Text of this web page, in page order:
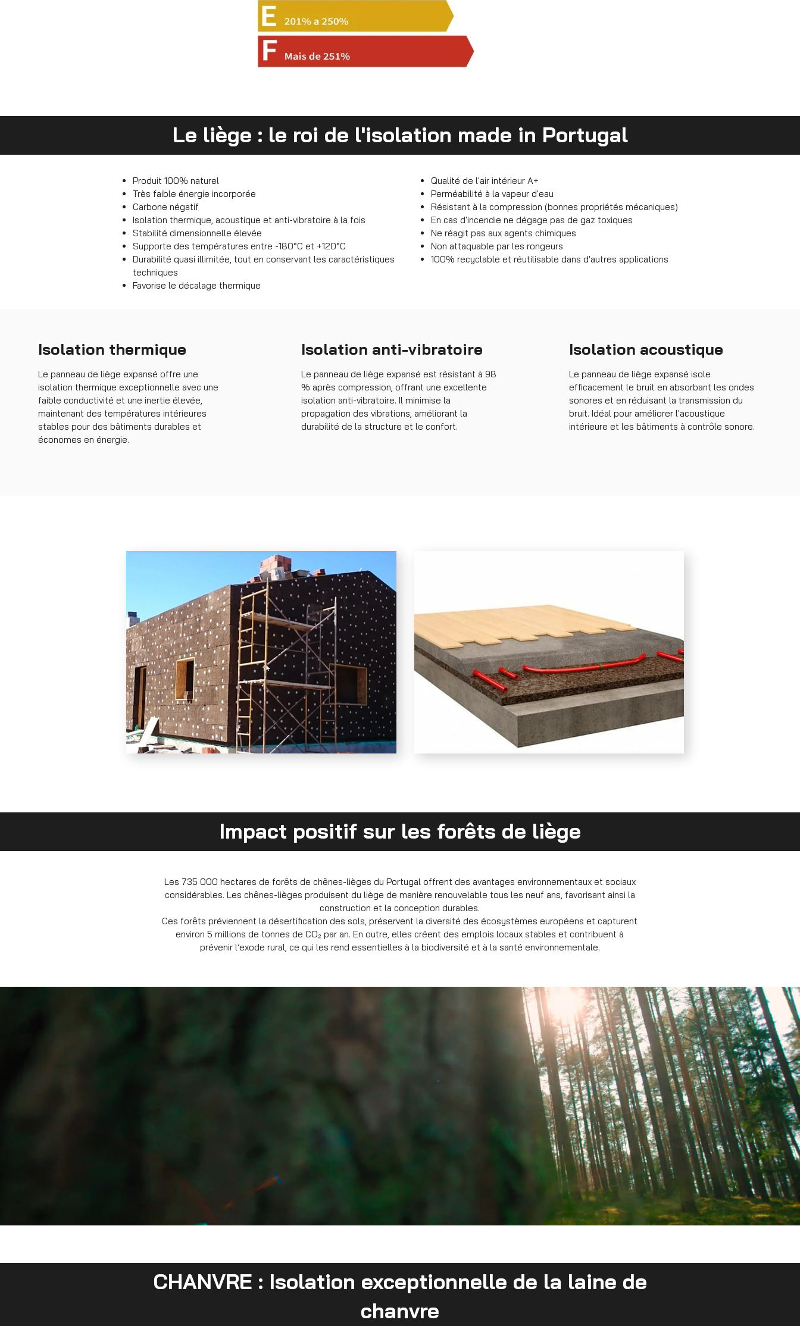
Le liège : le roi de l'isolation made in Portugal
Produit 100% naturel
Très faible énergie incorporée
Carbone négatif
Isolation thermique, acoustique et anti-vibratoire à la fois
Stabilité dimensionnelle élevée
Supporte des températures entre -180°C et +120°C
Durabilité quasi illimitée, tout en conservant les caractéristiques
techniques
Favorise le décalage thermique
Qualité de l'air intérieur A+
Perméabilité à la vapeur d'eau
Résistant à la compression (bonnes propriétés mécaniques)
En cas d'incendie ne dégage pas de gaz toxiques
Ne réagit pas aux agents chimiques
Non attaquable par les rongeurs
100% recyclable et réutilisable dans d'autres applications
Isolation thermique
Le panneau de liège expansé offre une
isolation thermique exceptionnelle avec une
faible conductivité et une inertie élevée,
maintenant des températures intérieures
stables pour des bâtiments durables et
économes en énergie.
Isolation anti-vibratoire
Le panneau de liège expansé est résistant à 98
% après compression, offrant une excellente
isolation anti-vibratoire. Il minimise la
propagation des vibrations, améliorant la
durabilité de la structure et le confort.
Isolation acoustique
Le panneau de liège expansé isole
efficacement le bruit en absorbant les ondes
sonores et en réduisant la transmission du
bruit. Idéal pour améliorer l'acoustique
intérieure et les bâtiments à contrôle sonore.
Impact positif sur les forêts de liège
Les 735 000 hectares de forêts de chênes-lièges du Portugal offrent des avantages environnementaux et sociaux
considérables. Les chênes-lièges produisent du liège de manière renouvelable tous les neuf ans, favorisant ainsi la
construction et la conception durables.
Ces forêts préviennent la désertification des sols, préservent la diversité des écosystèmes européens et capturent
environ 5 millions de tonnes de CO₂ par an. En outre, elles créent des emplois locaux stables et contribuent à
prévenir l’exode rural, ce qui les rend essentielles à la biodiversité et à la santé environnementale.
CHANVRE : Isolation exceptionnelle de la laine de
chanvre